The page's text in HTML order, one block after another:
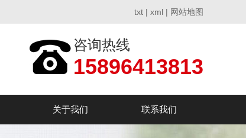
txt | xml | 网站地图
咨询热线
15896413813
关于我们 联系我们